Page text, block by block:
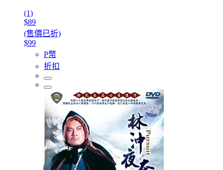
(1)
$89
(售價已折)
$99
P幣
折扣